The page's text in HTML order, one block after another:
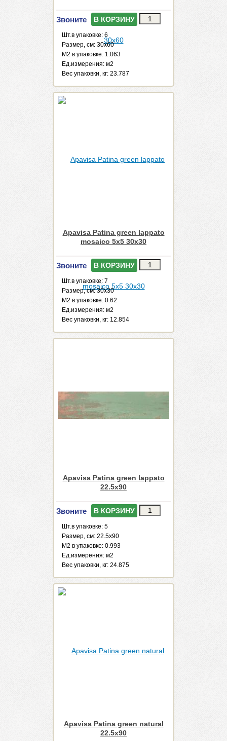
Звоните В КОРЗИНУ
Шт.в упаковке: 6
Размер, см: 30x60
М2 в упаковке: 1.063
Ед.измерения: м2
Веc упаковки, кг: 23.787
Apavisa Patina green lappato
mosaico 5x5 30x30
Звоните В КОРЗИНУ
Шт.в упаковке: 7
Размер, см: 30x30
М2 в упаковке: 0.62
Ед.измерения: м2
Веc упаковки, кг: 12.854
Apavisa Patina green lappato
22.5x90
Звоните В КОРЗИНУ
Шт.в упаковке: 5
Размер, см: 22.5x90
М2 в упаковке: 0.993
Ед.измерения: м2
Веc упаковки, кг: 24.875
Apavisa Patina green natural
22.5x90